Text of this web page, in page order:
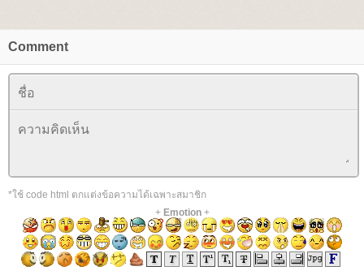
Comment
*ใช้ code html ตกแต่งข้อความได้เฉพาะสมาชิก
+ Emotion+